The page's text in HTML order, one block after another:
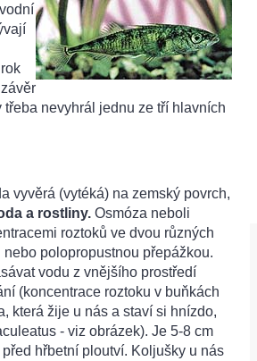
nevyhrál jednu ze tří hlavních
vyvěrá (vytéká) na zemský povrch,
a rostliny. Osmóza neboli
roztoků ve dvou různých
polopropustnou přepážkou.
vodu z vnějšího prostředí
(koncentrace roztoku v buňkách
která žije u nás a staví si hnízdo,
- viz obrázek). Je 5-8 cm
hřbetní ploutví. Koljušky u nás